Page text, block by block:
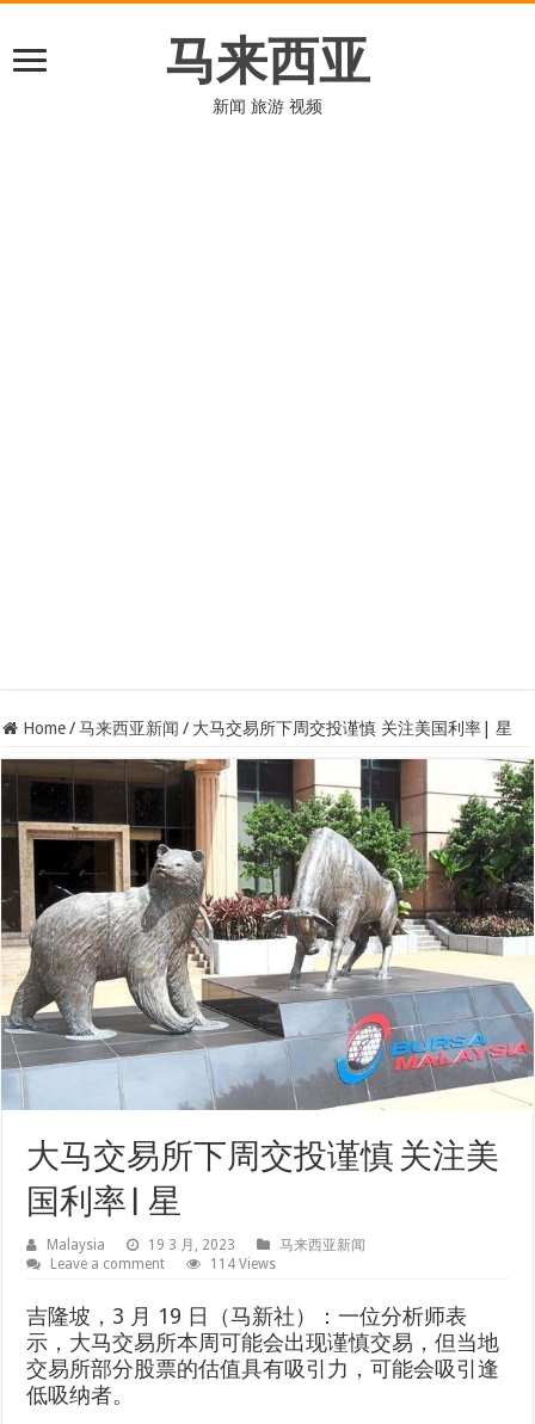
马来西亚
新闻 旅游 视频
Home / 马来西亚新闻 / 大马交易所下周交投谨慎 关注美国利率| 星
大马交易所下周交投谨慎 关注美
国利率| 星
Malaysia 19 3 月, 2023
马来西亚新闻
Leave a comment
114 Views
吉隆坡，3 月 19 日（马新社）：一位分析师表
示，大马交易所本周可能会出现谨慎交易，但当地
交易所部分股票的估值具有吸引力，可能会吸引逢
低吸纳者。